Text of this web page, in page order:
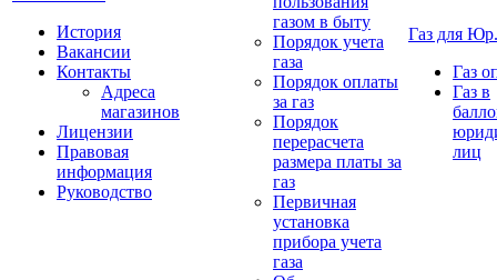
История
Вакансии
Контакты
Адреса
магазинов
Лицензии
Правовая
информация
Руководство
газом в быту
Порядок учета
газа
Порядок оплаты
за газ
Порядок
перерасчета
размера платы за
газ
Первичная
установка
прибора учета
газа
Газ для
Газ
Газ в
лиц